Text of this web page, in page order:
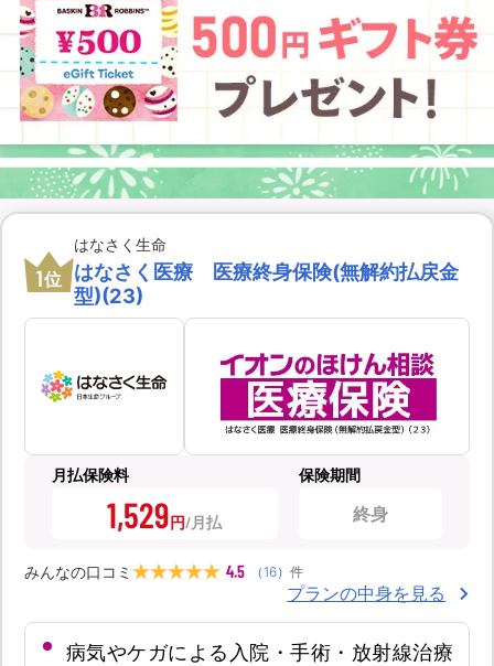
1位
はなさく生命
はなさく医療 医療終身保険(無解約払戻金
型)(23)
月払保険料
1,529円
保険期間
終身
みんなの口コミ 4.5 （ 16） 件
プランの中身を見る
病気やケガによる入院・手術・放射線治療